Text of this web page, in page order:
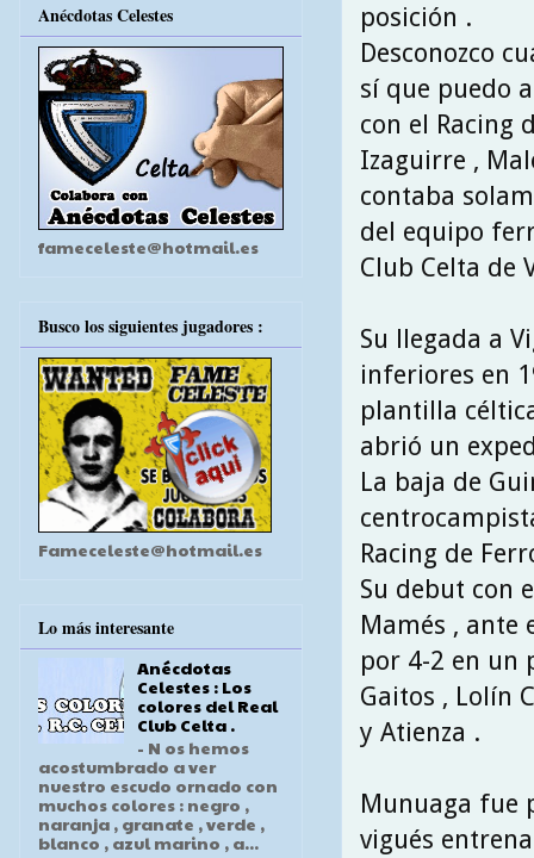
posición .
Desconozco
sí que puedo
con el Racing
Izaguirre ,
contaba
del equipo
Club Celta de
Su llegada a
inferiores en
plantilla
abrió un
La baja de
Racing de
Su debut con
Mamés , ante
por 4-2 en un
Gaitos , Lolín
y Atienza .
Munuaga fue
vigués
Anécdotas Celestes
fameceleste@hotmail.es
Busco los siguientes jugadores :
Fameceleste@hotmail.es
Lo más interesante
Anécdotas
Celestes : Los
colores del Real
Club Celta .
- N os hemos
acostumbrado a ver
nuestro escudo ornado con
muchos colores : negro ,
naranja , granate , verde ,
blanco , azul marino , a...